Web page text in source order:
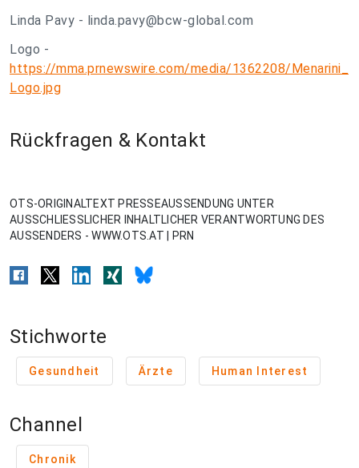
Linda Pavy - linda.pavy@bcw-global.com
Logo -
https://mma.prnewswire.com/media/1362208/Menarini_
Logo.jpg
Rückfragen & Kontakt
OTS-ORIGINALTEXT PRESSEAUSSENDUNG UNTER
AUSSCHLIESSLICHER INHALTLICHER VERANTWORTUNG DES
AUSSENDERS - WWW.OTS.AT | PRN
Stichworte
Gesundheit Ärzte Human Interest
Channel
Chronik